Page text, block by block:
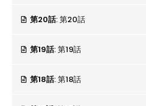
第20話: 第20話
第19話: 第19話
第18話: 第18話